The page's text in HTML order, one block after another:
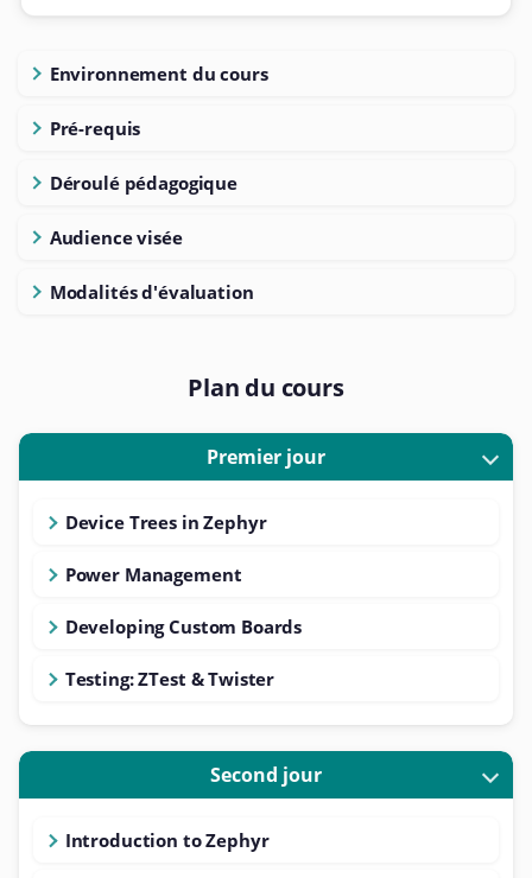
Environnement du cours
Pré-requis
Déroulé pédagogique
Audience visée
Modalités d'évaluation
Plan du cours
Premier jour
Device Trees in Zephyr
Power Management
Developing Custom Boards
Testing: ZTest & Twister
Second jour
Introduction to Zephyr